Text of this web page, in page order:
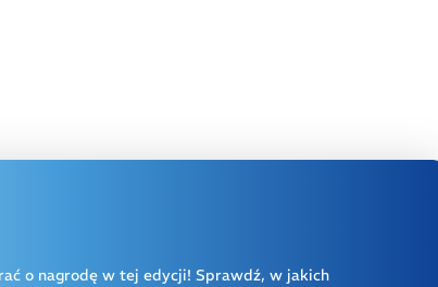
o nagrodę w tej edycji! Sprawdź, w jakich